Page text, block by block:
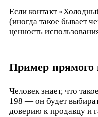
Если контакт
(иногда такое бывает
ценность
Пример прямого
Человек знает, что
198 — он будет
доверию к продавцу и